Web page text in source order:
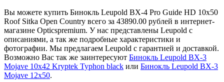
Вы можете купить Бинокль Leupold BX-4 Pro Guide HD 10x50
Roof Sitka Open Country всего за 43890.00 рублей в интернет-
магазине Opticspremium. У нас представлены Leupold с
описаниями, а так же подробные характеристики и
фотографии. Мы предлагаем Leupold с гарантией и доставкой.
Возможно Вас так же заинтересуют Бинокль Leupold BX-3
Mojave 10x42 Kryptek Typhon black или Бинокль Leupold BX-3
Mojave 12x50.